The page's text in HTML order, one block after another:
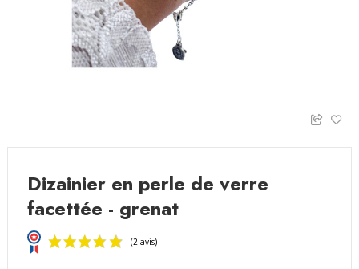
Dizainier en perle de verre
facettée - grenat